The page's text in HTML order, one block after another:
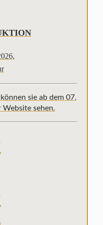
sie ab dem 07.
sehen.